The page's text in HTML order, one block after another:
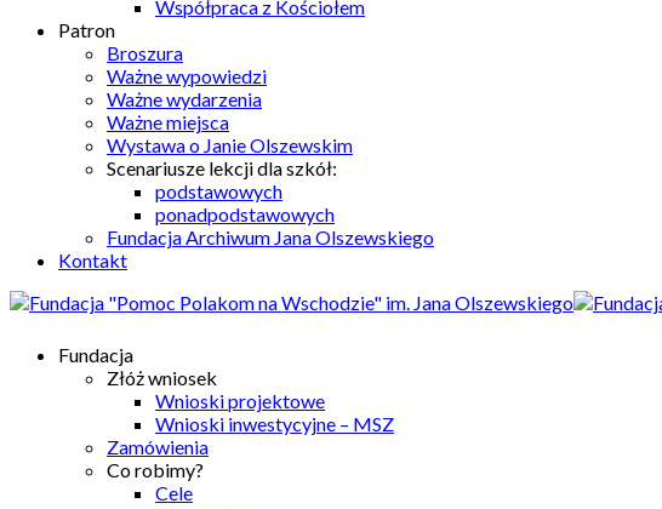
Współpraca z Kościołem
Patron
Broszura
Ważne wypowiedzi
Ważne wydarzenia
Ważne miejsca
Wystawa o Janie Olszewskim
Scenariusze lekcji dla szkół:
podstawowych
ponadpodstawowych
Fundacja Archiwum Jana Olszewskiego
Kontakt
Fundacja
Złóż wniosek
Wnioski projektowe
Wnioski inwestycyjne – MSZ
Zamówienia
Co robimy?
Cele